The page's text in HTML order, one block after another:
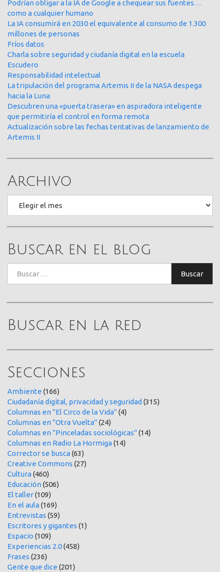
Podrían obligar a la IA de Google a chequear sus fuentes…
como a cualquier humano
La IA consumirá en 2030 el equivalente al consumo de 1.300
millones de personas
Fríos datos
Charla sobre seguridad y ciudanía digital en la escuela
Escudero
Responsabilidad intelectual
La tripulación del programa Artemis II de la NASA despega
hacia la Luna
Descubren una «puerta trasera» en aspiradora inteligente
que permitiría el control en forma remota
Actualización sobre las fechas tentativas de lanzamiento de
Artemis II
Archivo
Buscar en el blog
Buscar
Buscar en la red
Secciones
Ambiente (166)
Ciudadanía digital, privacidad y seguridad (315)
Columnas en "El Circo de la Vida"(4)
Columnas en "Otra Vuelta"(24)
Columnas en "Pinceladas sociológicas"(14)
Columnas en Radio La Hormiga(14)
Corrector se busca(63)
Creative Commons (27)
Cultura(460)
Educación(506)
El taller(109)
En el aula(169)
Entrevistas (59)
Escritores y gigantes (1)
Espacio (109)
Experiencias 2.0(458)
Frases (236)
Gente que dice (201)